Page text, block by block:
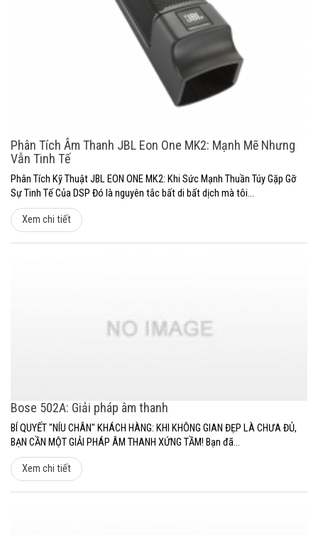
Phân Tích Âm Thanh JBL Eon One MK2: Mạnh Mẽ Nhưng
Vẫn Tinh Tế
Phân Tích Kỹ Thuật JBL EON ONE MK2: Khi Sức Mạnh Thuần Túy Gặp Gỡ
Sự Tinh Tế Của DSP Đó là nguyên tắc bất di bất dịch mà tôi...
Xem chi tiết
Bose 502A: Giải pháp âm thanh
BÍ QUYẾT "NÍU CHÂN" KHÁCH HÀNG: KHI KHÔNG GIAN ĐẸP LÀ CHƯA ĐỦ,
BẠN CẦN MỘT GIẢI PHÁP ÂM THANH XỨNG TẦM! Bạn đã...
Xem chi tiết